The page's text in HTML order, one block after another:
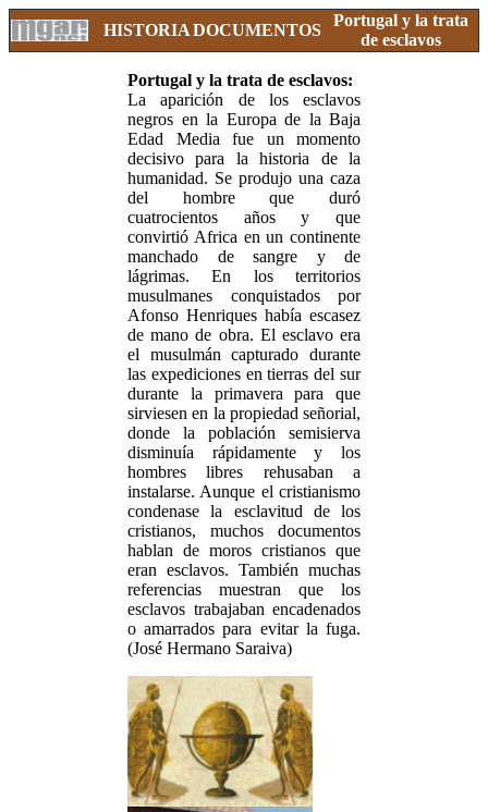
HISTORIADOCUMENTOS
Portugal y la trata
de esclavos
Portugal y la trata de esclavos:
La aparición de los esclavos
negros en la Europa de la Baja
Edad Media fue un momento
decisivo para la historia de la
humanidad. Se produjo una caza
del hombre que duró
cuatrocientos años y que
convirtió Africa en un continente
manchado de sangre y de
lágrimas. En los territorios
musulmanes conquistados por
Afonso Henriques había escasez
de mano de obra. El esclavo era
el musulmán capturado durante
las expediciones en tierras del sur
durante la primavera para que
sirviesen en la propiedad señorial,
donde la población semisierva
disminuía rápidamente y los
hombres libres rehusaban a
instalarse. Aunque el cristianismo
condenase la esclavitud de los
cristianos, muchos documentos
hablan de moros cristianos que
eran esclavos. También muchas
referencias muestran que los
esclavos trabajaban encadenados
o amarrados para evitar la fuga.
(José Hermano Saraiva)